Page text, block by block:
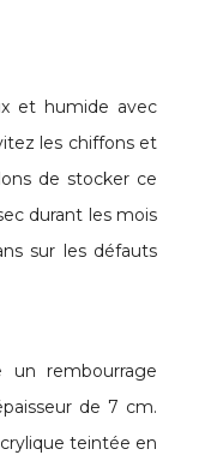
et humide avec
les chiffons et
de stocker ce
durant les mois
sur les défauts
un rembourrage
de 7 cm.
teintée en